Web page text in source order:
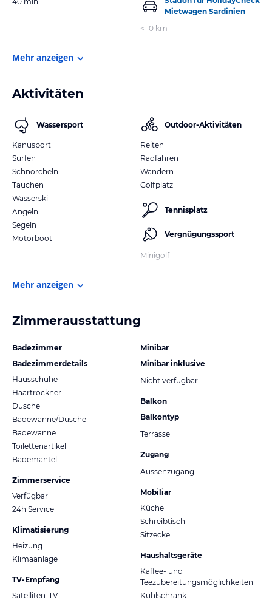
Mietwagen Sardinien
< 10 km
Mehr anzeigen
Aktivitäten
Wassersport
Kanusport
Surfen
Schnorcheln
Tauchen
Wasserski
Angeln
Segeln
Motorboot
Outdoor-Aktivitäten
Reiten
Radfahren
Wandern
Golfplatz
Tennisplatz
Vergnügungssport
Minigolf
Mehr anzeigen
Zimmerausstattung
Badezimmer
Badezimmerdetails
Hausschuhe
Haartrockner
Dusche
Badewanne/Dusche
Badewanne
Toilettenartikel
Bademantel
Zimmerservice
Verfügbar
24h Service
Klimatisierung
Heizung
Klimaanlage
TV-Empfang
Satelliten-TV
Minibar
Minibar inklusive
Nicht verfügbar
Balkon
Balkontyp
Terrasse
Zugang
Aussenzugang
Mobiliar
Küche
Schreibtisch
Sitzecke
Haushaltsgeräte
Kaffee- und
Teezubereitungsmöglichkeiten
Kühlschrank